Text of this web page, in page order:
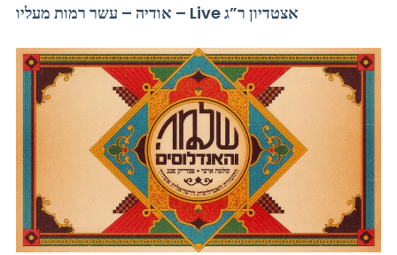
אודיה – עשר רמות מעליו – Live אצטדיון ר”ג